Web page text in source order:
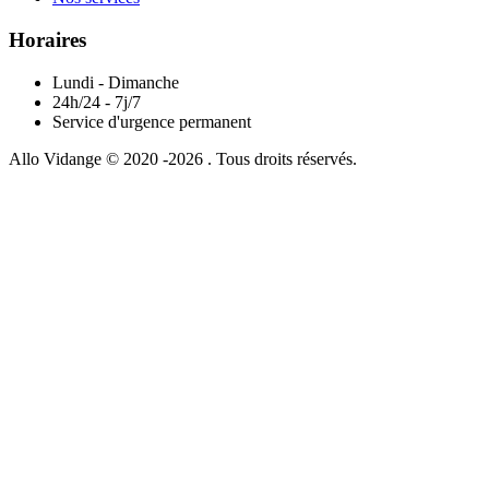
Horaires
Lundi - Dimanche
24h/24 - 7j/7
Service d'urgence permanent
Allo Vidange © 2020 -2026 . Tous droits réservés.